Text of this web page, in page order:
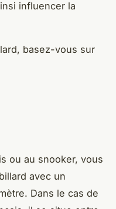
influencer la
basez-vous sur
ou au snooker, vous
avec un
Dans le cas de